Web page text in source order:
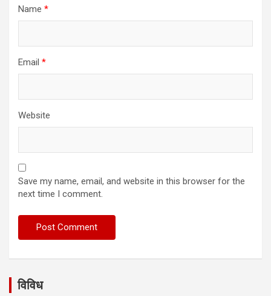
Name *
Email *
Website
Save my name, email, and website in this browser for the
next time I comment.
विविध